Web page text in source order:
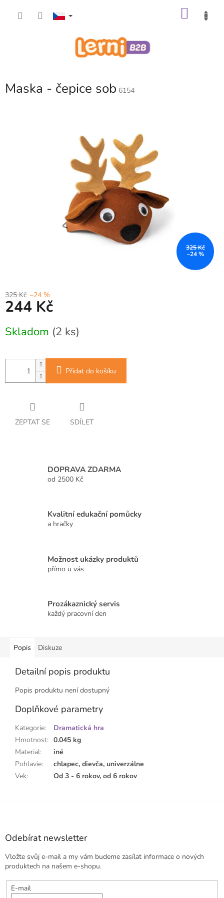
Maska - čepice sob 6154
325 Kč
–24 %
325 Kč –24 %
244 Kč
cena:
Skladom (2 ks)
Přidat do košíku
ZEPTAT SE SDÍLET
DOPRAVA ZDARMA
od 2500 Kč
Kvalitní edukační pomůcky
a hračky
Možnost ukázky produktů
přímo u vás
Prozákaznický servis
každý pracovní den
Popis Diskuze
Detailní popis produktu
Popis produktu není dostupný
Doplňkové parametry
Kategorie:
Dramatická hra
Hmotnost: 0.045 kg
Material:
iné
Pohlavie:
chlapec, dievča, univerzálne
Vek: Od 3 - 6 rokov, od 6 rokov
Z
Odebírat newsletter
Vložte svůj e-mail a my vám budeme zasílat informace o nových
produktech na našem e-shopu.
E-mail